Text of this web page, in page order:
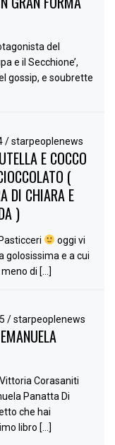
del
e il Secchione’,
gossip, e soubrette
/ starpeoplenews
E COCCO
(
DI CHIARA E
)
oggi vi
golosissima e a cui
di […]
/ starpeoplenews
Corasaniti
Panatta Di
che hai
libro […]